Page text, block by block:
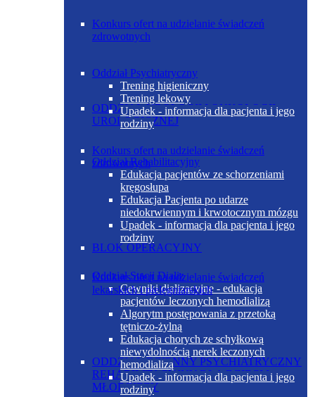
ODDZIAŁ UROLOGII I ONKOLOGII
UROLOGICZNEJ
BLOK OPERACYJNY
ODDZIAŁ DZIENNY PSYCHIATRYCZNY
REHABILITACYJNY DLA DZIECI I
MŁODZIEŻY
Oddział Psychiatryczny
Trening higieniczny
Trening lekowy
Upadek - informacja dla pacjenta i jego
rodziny
Oddział Rehabilitacyjny
Edukacja pacjentów ze schorzeniami
kręgosłupa
Edukacja Pacjenta po udarze
niedokrwiennym i krwotocznym mózgu
Upadek - informacja dla pacjenta i jego
rodziny
Oddział Stacji Dializ
Cewniki dializacyjne - edukacja
pacjentów leczonych hemodializą
Algorytm postępowania z przetoką
tętniczo-żylną
Edukacja chorych ze schyłkową
niewydolnością nerek leczonych
hemodializą
Upadek - informacja dla pacjenta i jego
rodziny
Konkurs ofert na udzielanie świadczeń
zdrowotnych
Konkurs ofert na udzielanie świadczeń
zdrowotnych
Konkurs ofert na udzielanie świadczeń
lekarskich i pielęgniarskich